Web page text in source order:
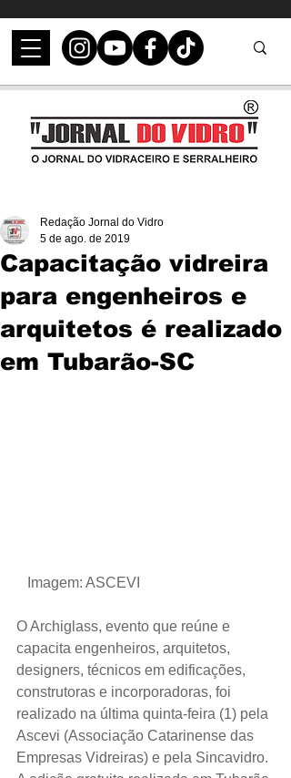
Capacitação vidreira
para engenheiros e
arquitetos é realizado
em Tubarão-SC
Redação Jornal do Vidro
5 de ago. de 2019
Imagem: ASCEVI
O Archiglass, evento que reúne e
capacita engenheiros, arquitetos,
designers, técnicos em edificações,
construtoras e incorporadoras, foi
realizado na última quinta-feira (1) pela
Ascevi (Associação Catarinense das
Empresas Vidreiras) e pela Sincavidro.